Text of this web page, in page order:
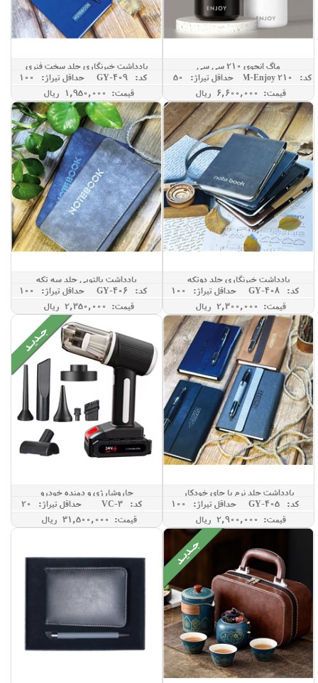
ماگ انجوی 210 سی سی
کد: TM-Enjoy 210
حداقل تيراژ: 50
قیمت: 6,600,000 ريال
یادداشت خبرنگاری جلد سخت فنری
کد: GY-409
حداقل تيراژ: 100
قیمت: 1,950,000 ريال
یادداشت خبرنگاری جلد دوتکه
کد: GY-408
حداقل تيراژ: 100
قیمت: 2,300,000 ريال
یادداشت پالتویی جلد سه تکه
کد: GY-406
حداقل تيراژ: 100
قیمت: 2,350,000 ريال
یادداشت جلد نرم با جای خودکار
کد: GY-405
حداقل تيراژ: 100
قیمت: 2,900,000 ريال
جاروشارژی و دمنده خودرو
کد: VC-3
حداقل تيراژ: 20
قیمت: 31,500,000 ريال